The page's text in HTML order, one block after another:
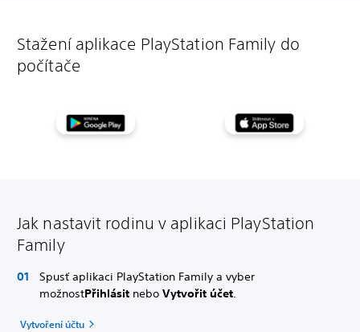
Stažení aplikace PlayStation Family do
počítače
Jak nastavit rodinu v aplikaci PlayStation
Family
Spusť aplikaci PlayStation Family a vyber
možnostPřihlásit nebo Vytvořit účet.
Vytvoření účtu